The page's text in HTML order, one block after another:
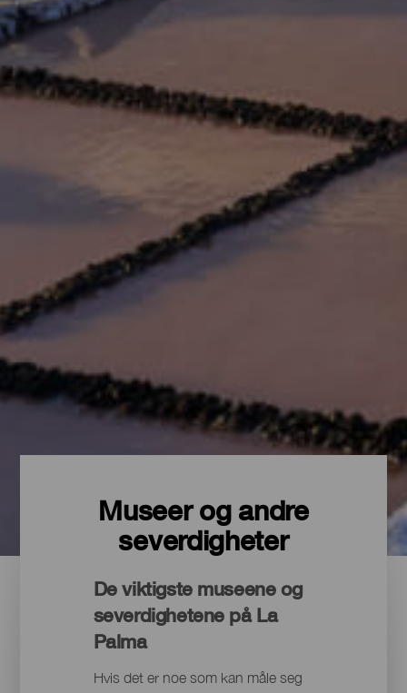
Museer og andre
severdigheter
De viktigste museene og
severdighetene på La
Palma
Hvis det er noe som kan måle seg